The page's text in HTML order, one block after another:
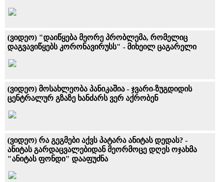
(ვიდეო) "დაიწყება მეორე პრობლემა, რომელიც
დაგვავიწყებს კორონავირუსს" - მიხეილ ცაგარელი
(ვიდეო) მოსახლეობა პანიკაშია - ჯვარი-ზუგდიდის
ცენტრალურ გზაზე ხანძარს ვერ აქრობენ
(ვიდეო) რა გეგმები აქვს პატარა ანიტას დედას? -
ანიტას გარდაცვალებიდან მეორმოცე დღეს ოჯახმა
"ანიტას ფონდი" დააფუძნა